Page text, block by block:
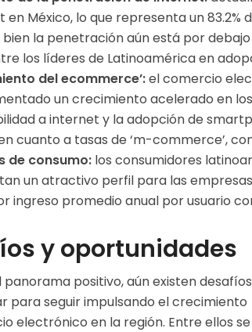
en México, lo que representa un 83.2%
bien la penetración aún está por
los líderes de Latinoamérica en
del ecommerce’:el comercio
un crecimiento acelerado en
a internet y la adopción de
cuanto a tasas de ‘m-commerce’,
de consumo: los consumidores
un atractivo perfil para las
ingreso promedio anual por usuario
y oportunidades
panorama positivo, aún existen desafíos
para seguir impulsando el crecimiento
electrónico en la región. Entre ellos se